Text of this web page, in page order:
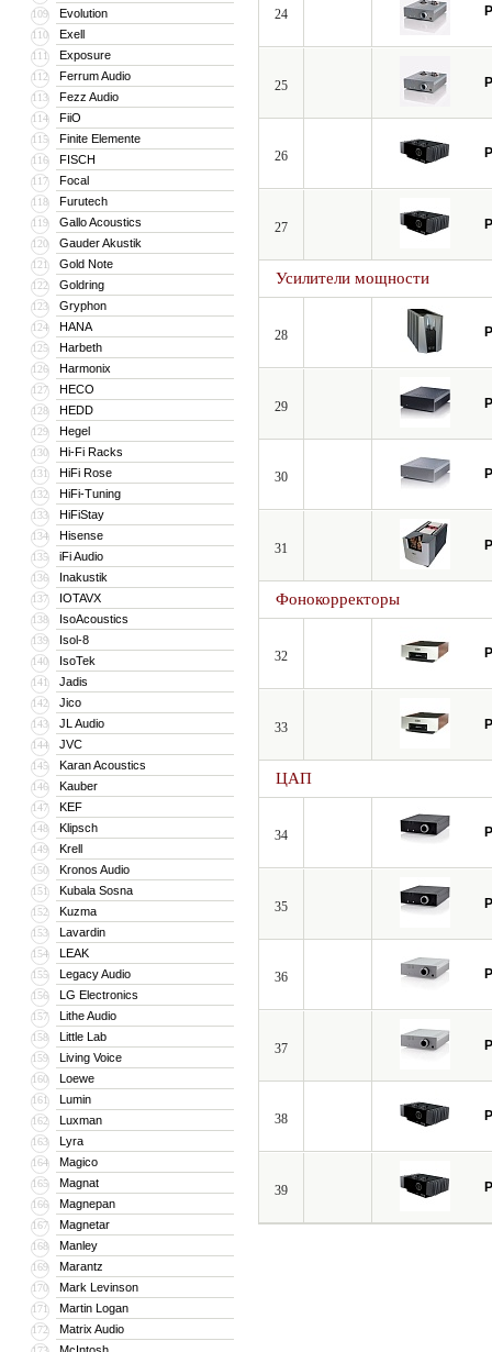
109 Evolution
110 Exell
111 Exposure
112 Ferrum Audio
113 Fezz Audio
114 FiiO
115 Finite Elemente
116 FISCH
117 Focal
118 Furutech
119 Gallo Acoustics
120 Gauder Akustik
121 Gold Note
122 Goldring
123 Gryphon
124 HANA
125 Harbeth
126 Harmonix
127 HECO
128 HEDD
129 Hegel
130 Hi-Fi Racks
131 HiFi Rose
132 HiFi-Tuning
133 HiFiStay
134 Hisense
135 iFi Audio
136 Inakustik
137 IOTAVX
138 IsoAcoustics
139 Isol-8
140 IsoTek
141 Jadis
142 Jico
143 JL Audio
144 JVC
145 Karan Acoustics
146 Kauber
147 KEF
148 Klipsch
149 Krell
150 Kronos Audio
151 Kubala Sosna
152 Kuzma
153 Lavardin
154 LEAK
155 Legacy Audio
156 LG Electronics
157 Lithe Audio
158 Little Lab
159 Living Voice
160 Loewe
161 Lumin
162 Luxman
163 Lyra
164 Magico
165 Magnat
166 Magnepan
167 Magnetar
168 Manley
169 Marantz
170 Mark Levinson
171 Martin Logan
172 Matrix Audio
24
25
26
27
Усилители мощности
28
29
30
31
Фонокорректоры
32
33
ЦАП
34
35
36
37
38
39